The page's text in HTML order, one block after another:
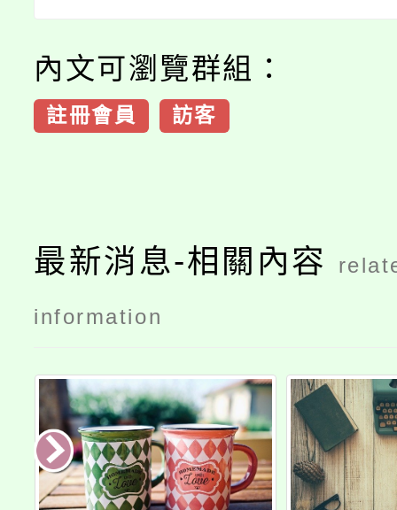
內文可瀏覽群組：
註冊會員 訪客
最新消息-相關內容
information